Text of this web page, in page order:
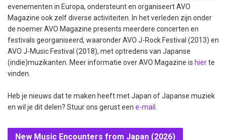
evenementen in Europa, ondersteunt en organiseert AVO
Magazine ook zelf diverse activiteiten. In het verleden zijn onder
de noemer AVO Magazine presents meerdere concerten en
festivals georganiseerd, waaronder AVO J-Rock Festival (2013) en
AVO J-Music Festival (2018), met optredens van Japanse
(indie)muzikanten. Meer informatie over AVO Magazine is hierte
vinden.
Heb je nieuws dat te maken heeft met Japan of Japanse muziek
en wil je dit delen? Stuur ons gerust een e-mail
New Music Encounters from Japan (2026)